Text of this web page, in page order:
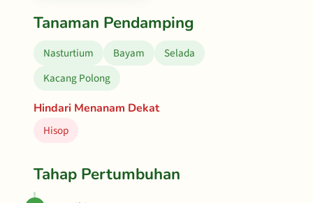
Tanaman Pendamping
Nasturtium Bayam
Selada
Kacang Polong
Hindari Menanam Dekat
Hisop
Tahap Pertumbuhan